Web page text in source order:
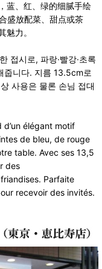
蓝、红、绿的细腻手绘
盛放配菜、甜点或茶
魅力。
접시로, 파랑·빨강·초록
줍니다. 지름 13.5cm로
사용은 물론 손님 접대
élégant motif
de bleu, de rouge
table. Avec ses 13,5
des
Parfaite
recevoir des invités.